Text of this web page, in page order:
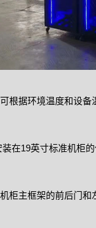
根据环境温度和设
在19英寸标准机柜的
柜主框架的前后门